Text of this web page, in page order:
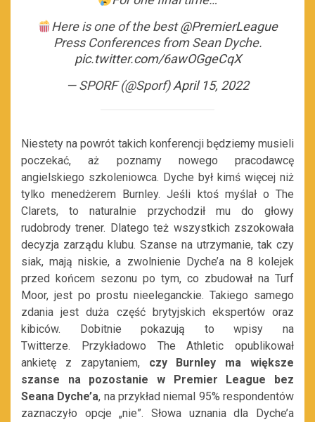
Here is one of the best@PremierLeague
Press Conferences from Sean Dyche.
pic.twitter.com/6awOGgeCqX
— SPORF (@Sporf)April 15, 2022
Niestety na powrót takich konferencji będziemy musieli
poczekać, aż poznamy nowego pracodawcę
angielskiego szkoleniowca. Dyche był kimś więcej niż
tylko menedżerem Burnley. Jeśli ktoś myślał o The
Clarets, to naturalnie przychodził mu do głowy
rudobrody trener. Dlatego też wszystkich zszokowała
decyzja zarządu klubu. Szanse na utrzymanie, tak czy
siak, mają niskie, a zwolnienie Dyche’a na 8 kolejek
przed końcem sezonu po tym, co zbudował na Turf
Moor, jest po prostu nieeleganckie. Takiego samego
zdania jest duża część brytyjskich ekspertów oraz
kibiców. Dobitnie pokazują to wpisy na
Twitterze. Przykładowo The Athletic opublikował
ankietę z zapytaniem, czy Burnley ma większe
szanse na pozostanie w Premier League bez
Seana Dyche’a, na przykład niemal 95% respondentów
zaznaczyło opcje „nie”. Słowa uznania dla Dyche’a